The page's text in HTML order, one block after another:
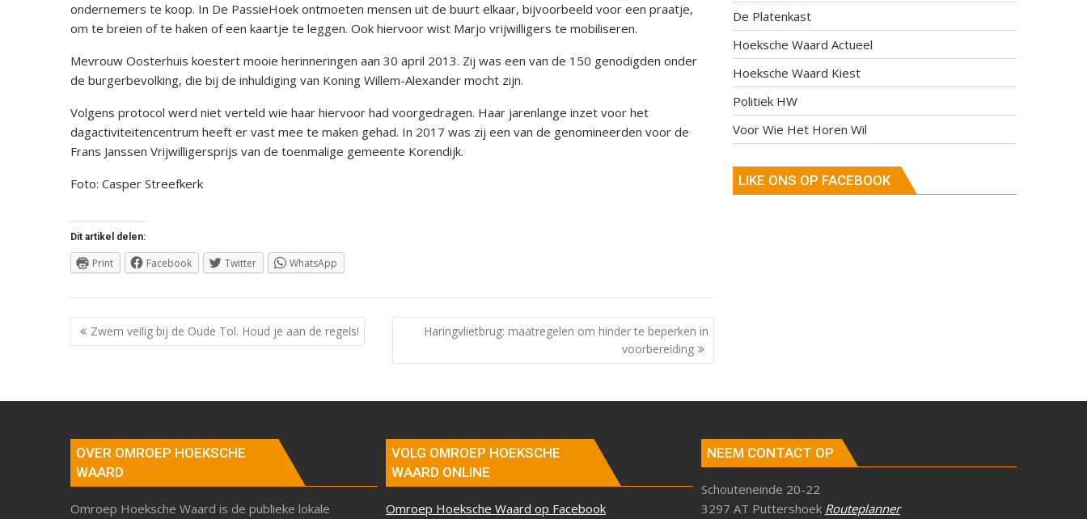
ondernemers te koop. In De PassieHoek ontmoeten mensen uit de buurt elkaar, bijvoorbeeld voor een praatje,
om te breien of te haken of een kaartje te leggen. Ook hiervoor wist Marjo vrijwilligers te mobiliseren.
Mevrouw Oosterhuis koestert mooie herinneringen aan 30 april 2013. Zij was een van de 150 genodigden onder
de burgerbevolking, die bij de inhuldiging van Koning Willem-Alexander mocht zijn.
Volgens protocol werd niet verteld wie haar hiervoor had voorgedragen. Haar jarenlange inzet voor het
dagactiviteitencentrum heeft er vast mee te maken gehad. In 2017 was zij een van de genomineerden voor de
Frans Janssen Vrijwilligersprijs van de toenmalige gemeente Korendijk.
Foto: Casper Streefkerk
Dit artikel delen:
Print Facebook Twitter WhatsApp
Berichtnavigatie
Zwem veilig bij de Oude Tol. Houd je aan de regels!
Haringvlietbrug: maatregelen om hinder te beperken in
voorbereiding
De Platenkast
Hoeksche Waard Actueel
Hoeksche Waard Kiest
Politiek HW
Voor Wie Het Horen Wil
LIKE ONS OP FACEBOOK
OVER OMROEP HOEKSCHE
WAARD
Omroep Hoeksche Waard is de publieke lokale
VOLG OMROEP HOEKSCHE
WAARD ONLINE
Omroep Hoeksche Waard op Facebook
NEEM CONTACT OP
Schouteneinde 20-22
3297 AT Puttershoek Routeplanner